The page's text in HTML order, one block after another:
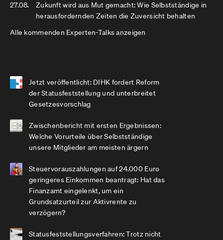
27.08.
Zukunft wird aus Mut gemacht: Wie Selbstständige in
herausfordernden Zeiten die Zuversicht behalten
Alle kommenden Experten-Talks anzeigen
Jetzt veröffentlicht: DIHK fordert Reform
der Statusfeststellung und unterbreitet
Gesetzesvorschlag
Zwischenbericht mit ersten Ergebnissen:
Welche Vorurteile über Selbstständige
unsere Mitglieder am meisten ärgern
Steuervorauszahlungen auf 24.000 Euro
geringeres Einkommen beantragt: Hat das
Finanzamt eingelenkt, um ein
Grundsatzurteil zur Aktivrente zu
verzögern?
Statusfeststellungsverfahren: Trotz nicht